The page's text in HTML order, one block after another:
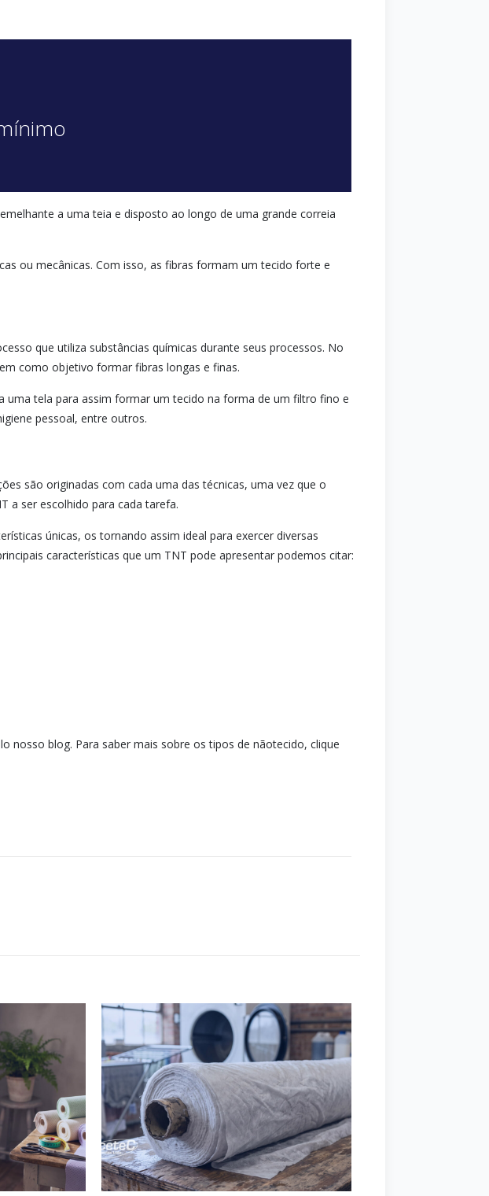
a uma teia e disposto ao longo de uma grande correia
ou mecânicas. Com isso, as fibras formam um tecido forte e
que utiliza substâncias químicas durante seus processos. No
como objetivo formar fibras longas e finas.
uma tela para assim formar um tecido na forma de um filtro fino e
pessoal, entre outros.
são originadas com cada uma das técnicas, uma vez que o
a ser escolhido para cada tarefa.
únicas, os tornando assim ideal para exercer diversas
características que um TNT pode apresentar podemos citar:
nosso blog. Para saber mais sobre os tipos de nãotecido, clique